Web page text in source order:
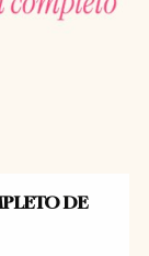
DE